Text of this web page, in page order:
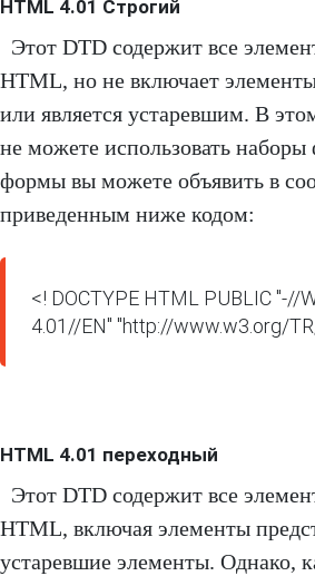
HTML 4.01 Строгий
Этот DTD содержит все
HTML, но не включает
или является устаревшим. В
не можете использовать
формы вы можете объявить в
приведенным ниже кодом:
<! DOCTYPE HTML PUBLIC "-//
4.01//EN" "http://www.w3.org/
HTML 4.01 переходный
Этот DTD содержит все
HTML, включая элементы
устаревшие элементы. Однако,